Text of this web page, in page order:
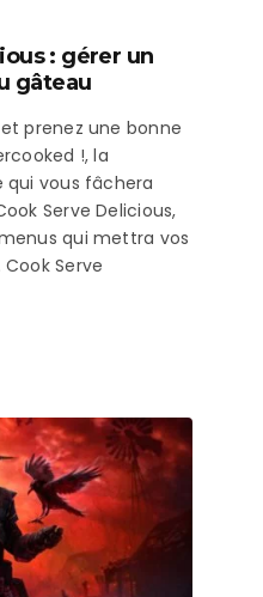
: gérer un
gâteau
prenez une bonne
!, la
qui vous fâchera
Serve Delicious,
qui mettra vos
Serve